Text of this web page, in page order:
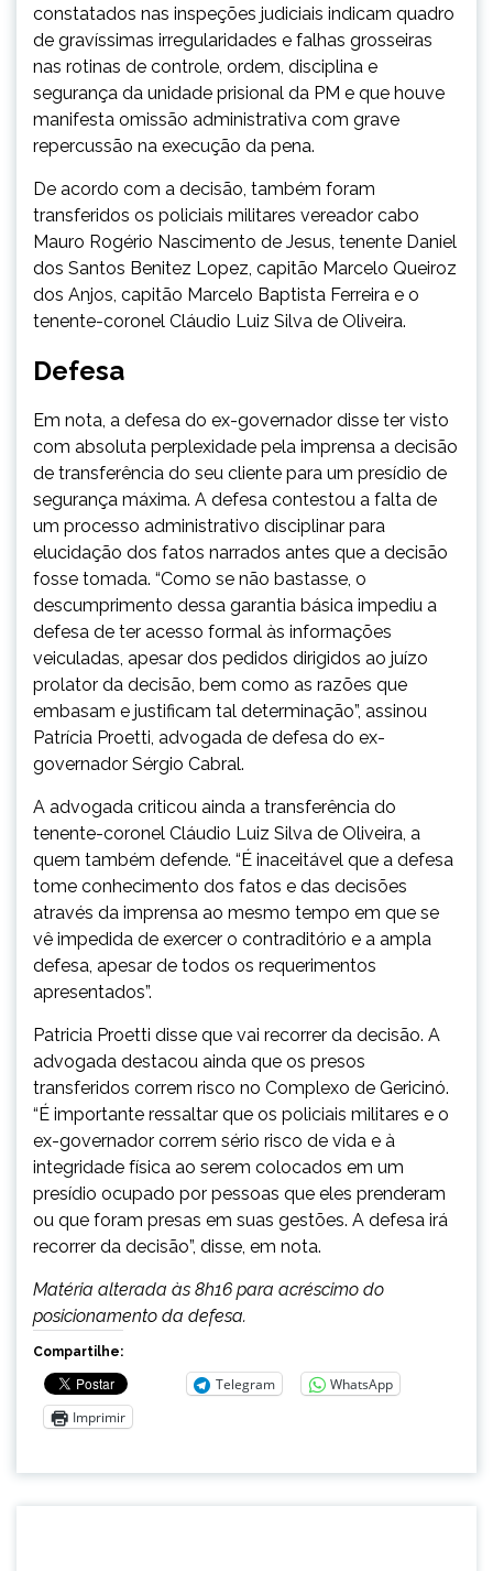
constatados nas inspeções judiciais indicam quadro
de gravíssimas irregularidades e falhas grosseiras
nas rotinas de controle, ordem, disciplina e
segurança da unidade prisional da PM e que houve
manifesta omissão administrativa com grave
repercussão na execução da pena.
De acordo com a decisão, também foram
transferidos os policiais militares vereador cabo
Mauro Rogério Nascimento de Jesus, tenente Daniel
dos Santos Benitez Lopez, capitão Marcelo Queiroz
dos Anjos, capitão Marcelo Baptista Ferreira e o
tenente-coronel Cláudio Luiz Silva de Oliveira.
Defesa
Em nota, a defesa do ex-governador disse ter visto
com absoluta perplexidade pela imprensa a decisão
de transferência do seu cliente para um presídio de
segurança máxima. A defesa contestou a falta de
um processo administrativo disciplinar para
elucidação dos fatos narrados antes que a decisão
fosse tomada. “Como se não bastasse, o
descumprimento dessa garantia básica impediu a
defesa de ter acesso formal às informações
veiculadas, apesar dos pedidos dirigidos ao juízo
prolator da decisão, bem como as razões que
embasam e justificam tal determinação”, assinou
Patrícia Proetti, advogada de defesa do ex-
governador Sérgio Cabral.
A advogada criticou ainda a transferência do
tenente-coronel Cláudio Luiz Silva de Oliveira, a
quem também defende. “É inaceitável que a defesa
tome conhecimento dos fatos e das decisões
através da imprensa ao mesmo tempo em que se
vê impedida de exercer o contraditório e a ampla
defesa, apesar de todos os requerimentos
apresentados”.
Patricia Proetti disse que vai recorrer da decisão. A
advogada destacou ainda que os presos
transferidos correm risco no Complexo de Gericinó.
“É importante ressaltar que os policiais militares e o
ex-governador correm sério risco de vida e à
integridade física ao serem colocados em um
presídio ocupado por pessoas que eles prenderam
ou que foram presas em suas gestões. A defesa irá
recorrer da decisão”, disse, em nota.
Matéria alterada às 8h16 para acréscimo do
posicionamento da defesa.
Compartilhe:
Telegram
WhatsApp
Imprimir